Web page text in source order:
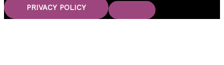
PRIVACY POLICY